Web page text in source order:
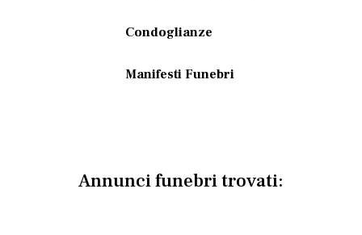
Condoglianze
Manifesti Funebri
Annunci funebri trovati: